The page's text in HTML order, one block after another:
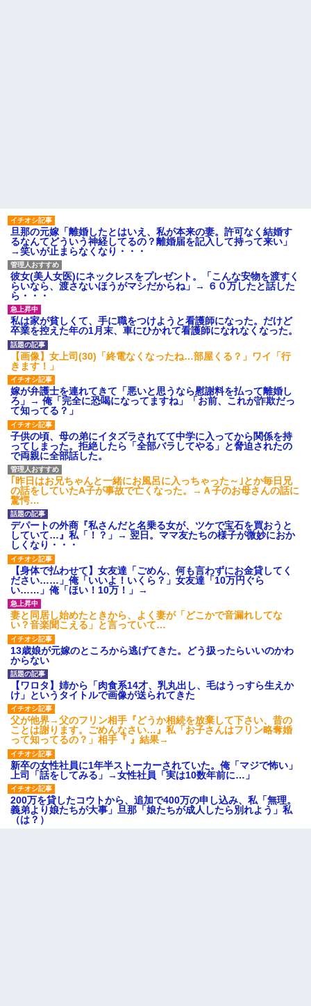
は出てけ！二度と来るな！」結
果・・・
私「初めて飲む味だけどなん
のお茶？」彼「ちっ！」私「」
【GIF】JSのカンチョーワロ
タ
後続車にクラクションを鳴ら
され彼氏が逆切れ。「何クラク
ション鳴らしてんだ！降りてこ
いよ！」と怒鳴りだし...
【衝撃】報酬100万円超の治験
募集がこちらｗｗｗｗｗ(※画像
あり)
【ネット騒然】惨殺されたタ
ワマン頂き女子のこの動画、す
げえええええｗｗｗｗｗｗｗｗ
ｗｗｗ
【愕然】白のクラウン俺氏、
高速道路左車線を制限速度で走
った結果wwwwwwwwwwww
百年の恋12-899 食べた量を
張り合ってくる
【悲報】佐藤輝明・・・２軍
でも盛大にやらかす←あまり悲
しませないでくれ
旦那の元嫁「離婚したとはいえ、私が本来の妻。許可なく結婚す
るなんてどういう神経してるの？離婚届を記入して持って来い」
→笑いが止まらなくなり・・・
彼女(美人女医)にネックレスをプレゼント。「こんな安物を渡すく
らいなら、渡さないほうがマシだからね」→ ６０万したと話した
ら・・・
私は家が貧しくて、手に職をつけようと看護師になった。だけど
卒業を控えた年の1月末、車にひかれて看護師になれなくなった。
【画像】女上司(30)「終電なくなったね…部屋くる？」ワイ「行
きます！」
嫁が弁護士を連れてきて「悪いと思うなら慰謝料を払って離婚し
ろ」→ 俺「完全に恐喝になってますね」「お前、これが詐欺だっ
て知ってる？」
子供の頃、母の弟にイタズラされてて中学に入ってから関係を持
ってしまった。拒絶したら「全部バラしてやる」と脅迫されたの
で両親に全部話した。
｢昨日はお兄ちゃんと一緒にお風呂に入っちゃった～｣とか毎日兄
の話をしていたA子が事故で亡くなった。→Ａ子のお母さんの話に
驚愕…
デパートの外商『私さんだと名乗る女が、ツケで宝石を買おうと
していて…』私「！？」→ 翌日。ママ友たちの様子が微妙におか
しくなり・・・
【身体で払わせて】女友達「ごめん、何も言わずにお金貸してく
ださい……」俺「いいよ！いくら？」女友達「10万円ぐら
い……」俺「ほい！10万！」→
妻と同居し始めたときから、よく妻が「どこかで音漏れしてな
い？音楽聞こえる」と言っていて…
13歳娘が元嫁のところから逃げてきた。どう扱ったらいいのかわ
からない
【ワロタ】姉から「肉食系14才、乳丸出し、毛はうっすら生えか
け」というタイトルで画像が送られてきた
父が他界→父のフリン相手『どうか相続を放棄して下さい、昔の
ことは謝ります。ごめんなさい…』私「お子さんはフリン略奪婚
って知ってるの？」相手『 』結果→
新卒の女性社員に1年半ストーカーされていた。俺「マジで怖い」
上司「話をしてみる」→女性社員「実は10数年前に…」
200万を貸したコウトから、追加で400万の申し込み、私「無理。
義弟より娘たちが大事」旦那「娘たちが成人したら別れよう」私
（は？）